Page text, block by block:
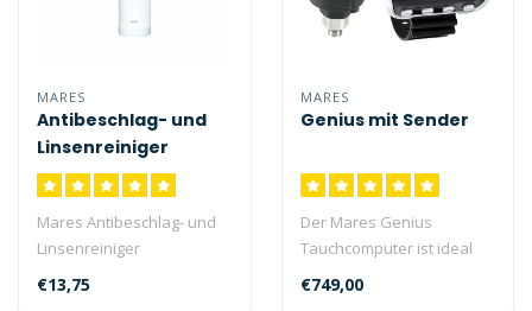
MARES
Antibeschlag- und
Linsenreiniger
Mares Antibeschlag- und
Linsenreiniger
€13,75
MARES
Genius mit Sender
Der Mares Genius
Tauchcomputer ist ideal
für technische Taucher,
die Trimix- un..
€749,00